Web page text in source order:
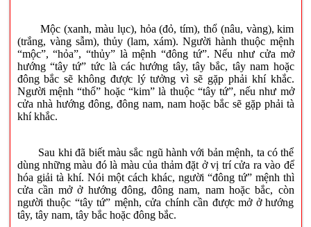
Mộc (xanh, màu lục), hỏa (đỏ, tím), thổ (nâu, vàng), kim
(trắng, vàng sẫm), thủy (lam, xám). Người hành thuộc mệnh
“mộc”, “hỏa”, “thủy” là mệnh “đông tứ”. Nếu như cửa mở
hướng “tây tứ” tức là các hướng tây, tây bắc, tây nam hoặc
đông bắc sẽ không được lý tưởng vì sẽ gặp phải khí khắc.
Người mệnh “thổ” hoặc “kim” là thuộc “tây tứ”, nếu như mở
cửa nhà hướng đông, đông nam, nam hoặc bắc sẽ gặp phải tà
khí khắc.
Sau khi đã biết màu sắc ngũ hành với bản mệnh, ta có thể
dùng những màu đó là màu của thảm đặt ở vị trí cửa ra vào để
hóa giải tà khí. Nói một cách khác, người “đông tứ” mệnh thì
cửa cần mở ở hướng đông, đông nam, nam hoặc bắc, còn
người thuộc “tây tứ” mệnh, cửa chính cần được mở ở hướng
tây, tây nam, tây bắc hoặc đông bắc.